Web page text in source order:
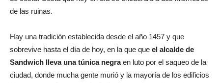
de las ruinas.
Hay una tradición establecida desde el año 1457 y que
sobrevive hasta el día de hoy, en la que que el alcalde de
Sandwich lleva una túnica negraen luto por el saqueo de la
ciudad, donde mucha gente murió y la mayoría de los edificios